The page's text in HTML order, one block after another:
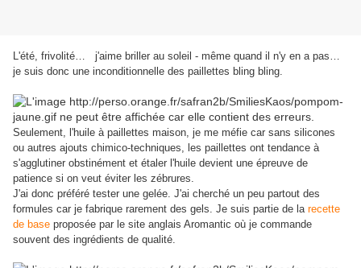
L'été, frivolité… j'aime briller au soleil - même quand il n'y en a pas…
je suis donc une inconditionnelle des paillettes bling bling.
Seulement, l'huile à paillettes maison, je me méfie car sans silicones
ou autres ajouts chimico-techniques, les paillettes ont tendance à
s'agglutiner obstinément et étaler l'huile devient une épreuve de
patience si on veut éviter les zébrures.
J'ai donc préféré tester une gelée. J'ai cherché un peu partout des
formules car je fabrique rarement des gels. Je suis partie de la recette
de base proposée par le site anglais Aromantic où je commande
souvent des ingrédients de qualité.